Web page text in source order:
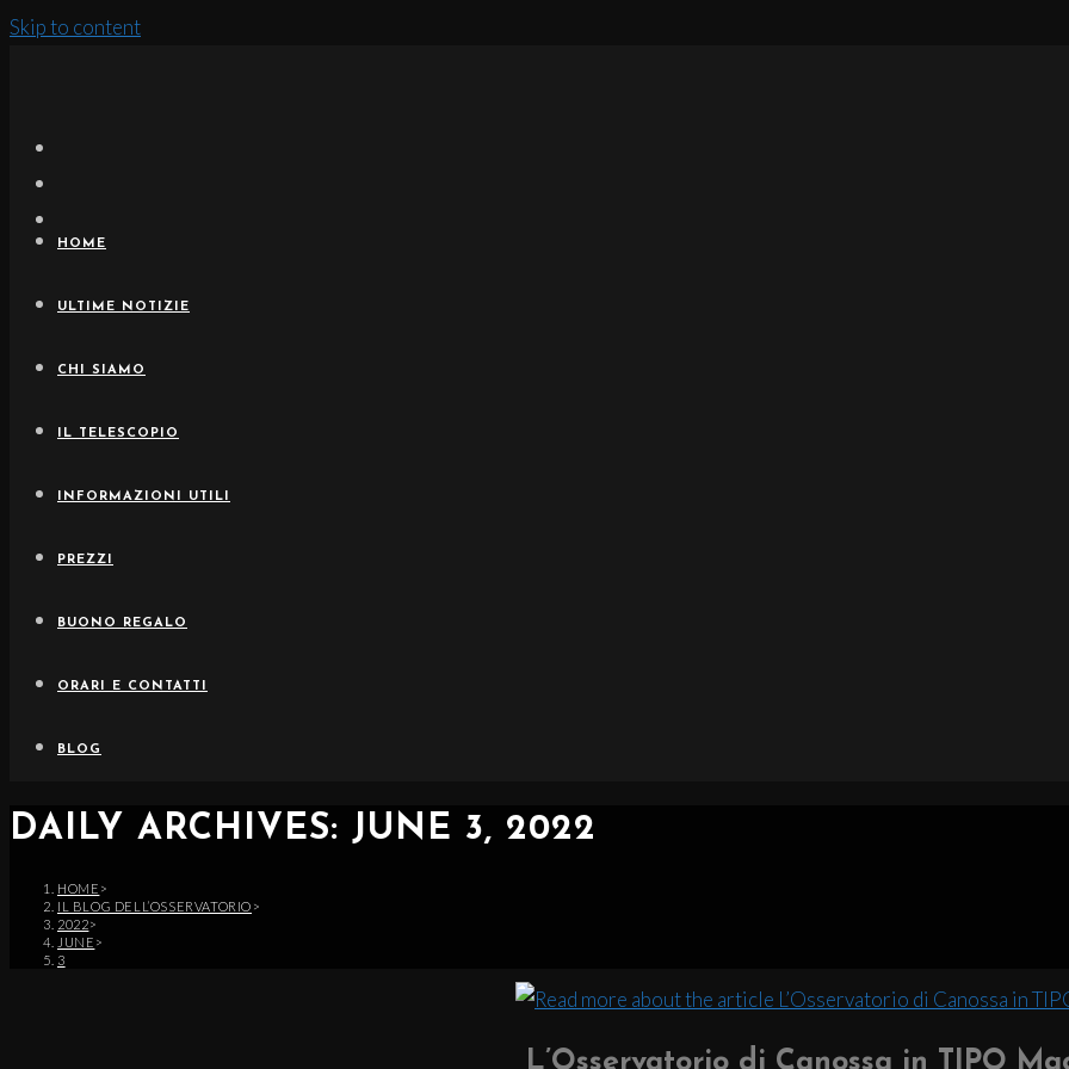
Skip to content
HOME
ULTIME NOTIZIE
CHI SIAMO
IL TELESCOPIO
INFORMAZIONI UTILI
PREZZI
BUONO REGALO
ORARI E CONTATTI
BLOG
DAILY ARCHIVES: JUNE 3, 2022
HOME >
IL BLOG DELL’OSSERVATORIO >
2022>
JUNE >
3
L’Osservatorio di Canossa in TIPO